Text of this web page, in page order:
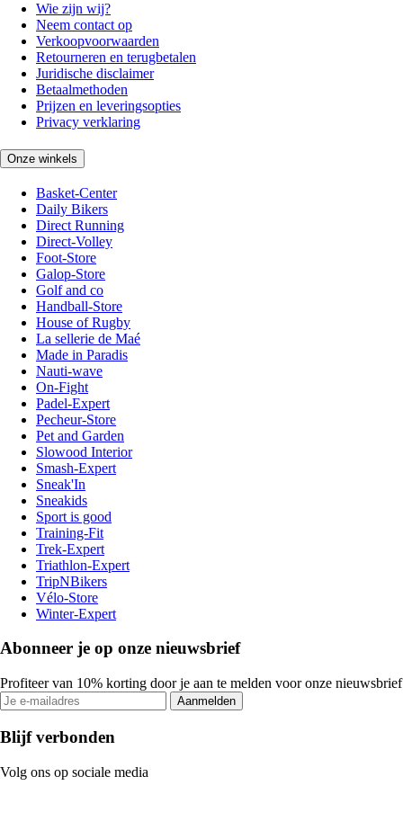
Wie zijn wij?
Neem contact op
Verkoopvoorwaarden
Retourneren en terugbetalen
Juridische disclaimer
Betaalmethoden
Prijzen en leveringsopties
Privacy verklaring
Onze winkels
Basket-Center
Daily Bikers
Direct Running
Direct-Volley
Foot-Store
Galop-Store
Golf and co
Handball-Store
House of Rugby
La sellerie de Maé
Made in Paradis
Nauti-wave
On-Fight
Padel-Expert
Pecheur-Store
Pet and Garden
Slowood Interior
Smash-Expert
Sneak'In
Sneakids
Sport is good
Training-Fit
Trek-Expert
Triathlon-Expert
TripNBikers
Vélo-Store
Winter-Expert
Abonneer je op onze nieuwsbrief
Profiteer van 10% korting door je aan te melden voor onze nieuwsbrief
Aanmelden
Blijf verbonden
Volg ons op sociale media